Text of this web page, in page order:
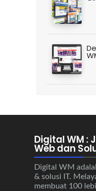
Digital WM :
Web dan
Digital WM
& solusi IT.
membuat 100